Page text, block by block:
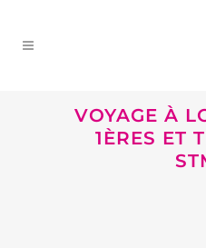
VOYAGE À
1ÈRES ET